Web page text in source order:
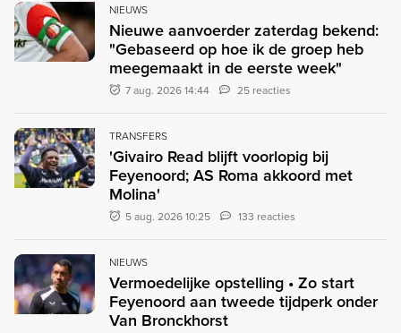
NIEUWS
Nieuwe aanvoerder zaterdag bekend:
"Gebaseerd op hoe ik de groep heb
meegemaakt in de eerste week"
7 aug. 2026 14:44 25 reacties
TRANSFERS
'Givairo Read blijft voorlopig bij
Feyenoord; AS Roma akkoord met
Molina'
5 aug. 2026 10:25 133 reacties
NIEUWS
Vermoedelijke opstelling • Zo start
Feyenoord aan tweede tijdperk onder
Van Bronckhorst